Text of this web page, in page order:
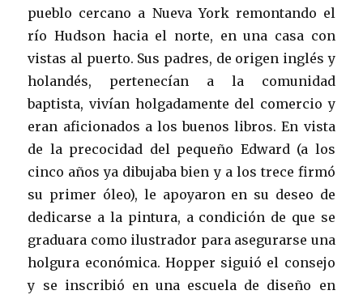
pueblo cercano a Nueva York remontando el
río Hudson hacia el norte, en una casa con
vistas al puerto. Sus padres, de origen inglés y
holandés, pertenecían a la comunidad
baptista, vivían holgadamente del comercio y
eran aficionados a los buenos libros. En vista
de la precocidad del pequeño Edward (a los
cinco años ya dibujaba bien y a los trece firmó
su primer óleo), le apoyaron en su deseo de
dedicarse a la pintura, a condición de que se
graduara como ilustrador para asegurarse una
holgura económica. Hopper siguió el consejo
y se inscribió en una escuela de diseño en